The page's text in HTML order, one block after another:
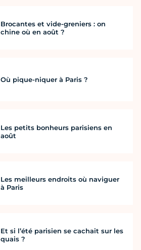
Brocantes et vide-greniers : on
chine où en août ?
Où pique-niquer à Paris ?
Les petits bonheurs parisiens en
août
Les meilleurs endroits où naviguer
à Paris
Et si l’été parisien se cachait sur les
quais ?